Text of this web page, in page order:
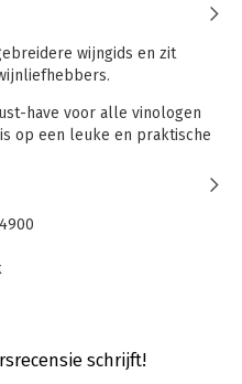
wijngids en zit
have voor alle vinologen
op een leuke en praktische
is uitgegroeid tot een
overzichtelijke manier om
Wine Folly Masterclass is
zijn wijnkennis verder wil
wijnen teschrijft!